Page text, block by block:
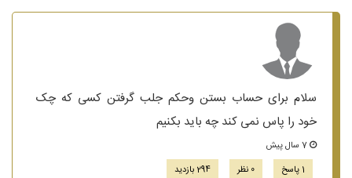
سلام برای حساب بستن وحکم جلب گرفتن کسی که چک
خود را پاس نمی کند چه باید بکنیم
1 پاسخ
0 نظر 294 بازدید